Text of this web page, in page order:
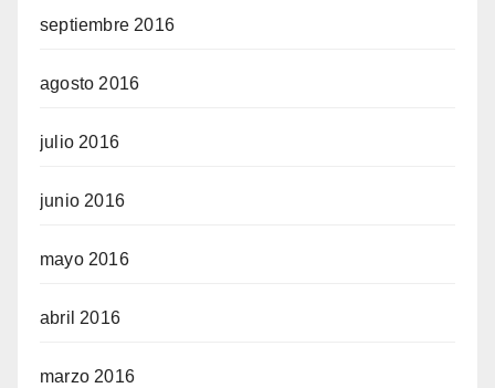
septiembre 2016
agosto 2016
julio 2016
junio 2016
mayo 2016
abril 2016
marzo 2016